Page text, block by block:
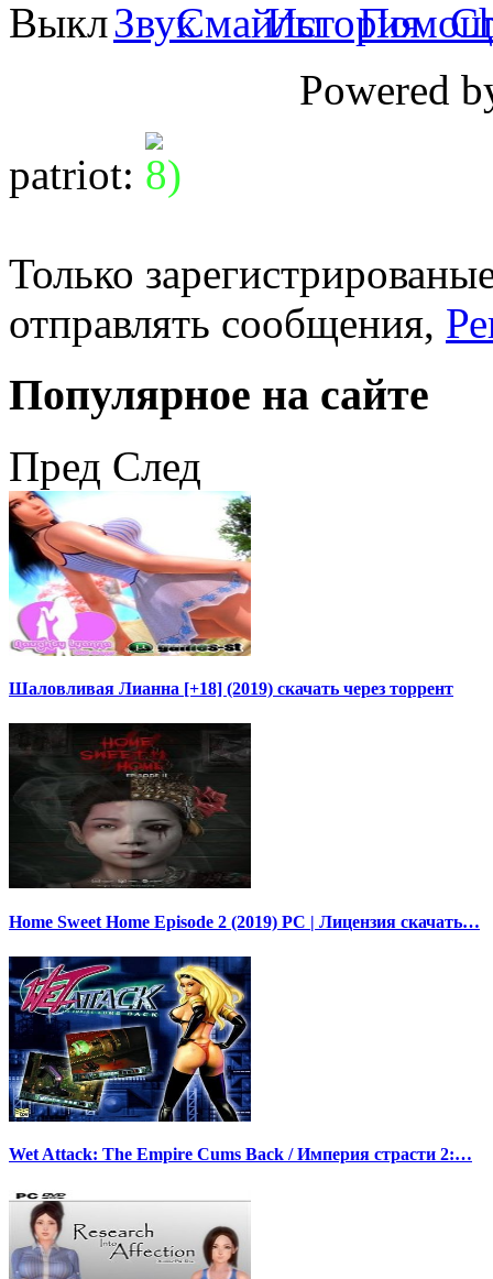
Powered
patriot:
Только
отправлять сообщения,
Популярное на сайте
Пред След
Шаловливая Лианна [+18] (2019) скачать через торрент
Home Sweet Home Episode 2 (2019) PC | Лицензия скачать…
Wet Attack: The Empire Cums Back / Империя страсти 2:…